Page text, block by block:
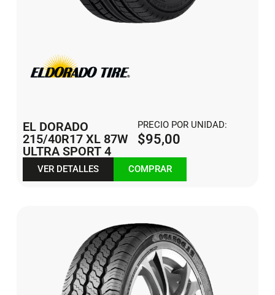
EL DORADO
215/40R17 XL 87W
ULTRA SPORT 4
PRECIO POR UNIDAD:
$95,00
VER DETALLES COMPRAR